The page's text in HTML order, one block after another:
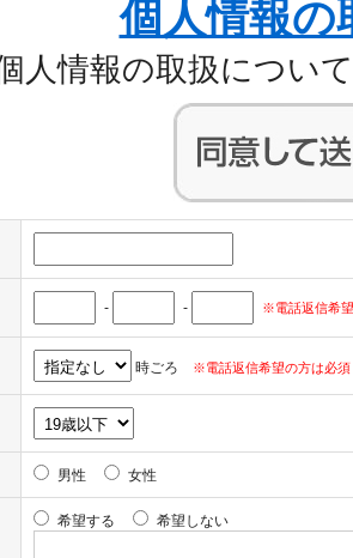
個人情報の
人情報の取扱につい
- - ※電話返信希
時ごろ ※電話返信希望の方は必須
男性 女性
希望する 希望しない